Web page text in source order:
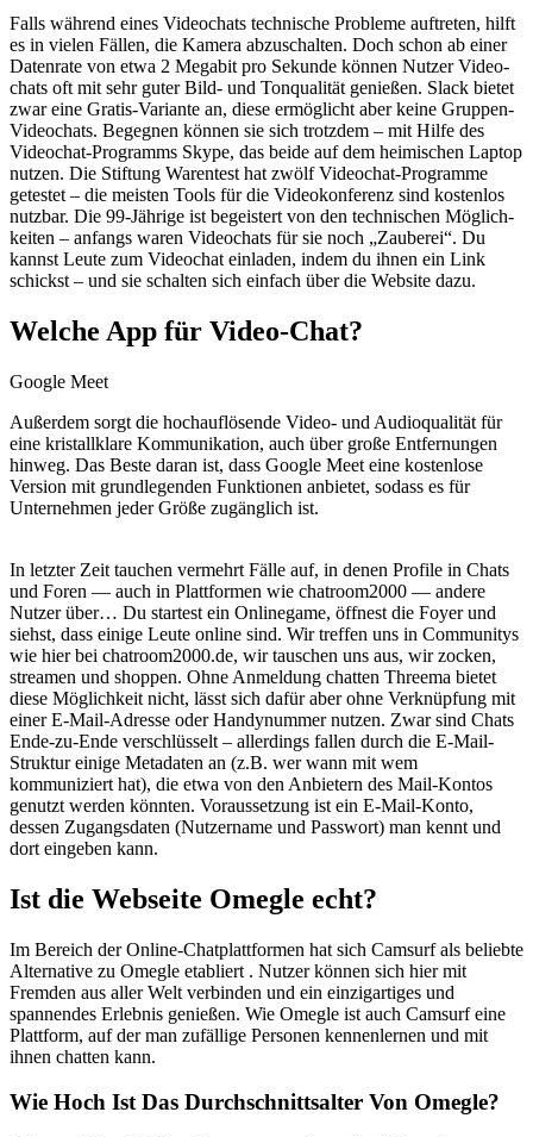
Falls während eines Video­chats tech­nische Probleme auftreten, hilft
es in vielen Fällen, die Kamera abzu­schalten. Doch schon ab einer
Daten­rate von etwa 2 Megabit pro Sekunde können Nutzer Video­
chats oft mit sehr guter Bild- und Tonqualität genießen. Slack bietet
zwar eine Gratis-Variante an, diese ermöglicht aber keine Gruppen-
Video­chats. Begegnen können sie sich trotzdem – mit Hilfe des
Video­chat-Programms Skype, das beide auf dem heimischen Laptop
nutzen. Die Stiftung Warentest hat zwölf Video­chat-Programme
getestet – die meisten Tools für die Video­konferenz sind kostenlos
nutz­bar. Die 99-Jährige ist begeistert von den tech­nischen Möglich­
keiten – anfangs waren Video­chats für sie noch „Zauberei“. Du
kannst Leute zum Videochat einladen, indem du ihnen ein Link
schickst – und sie schalten sich einfach über die Website dazu.
Welche App für Video-Chat?
Google Meet
Außerdem sorgt die hochauflösende Video- und Audioqualität für
eine kristallklare Kommunikation, auch über große Entfernungen
hinweg. Das Beste daran ist, dass Google Meet eine kostenlose
Version mit grundlegenden Funktionen anbietet, sodass es für
Unternehmen jeder Größe zugänglich ist.
In letzter Zeit tauchen vermehrt Fälle auf, in denen Profile in Chats
und Foren — auch in Plattformen wie chatroom2000 — andere
Nutzer über… Du startest ein Onlinegame, öffnest die Foyer und
siehst, dass einige Leute online sind. Wir treffen uns in Communitys
wie hier bei chatroom2000.de, wir tauschen uns aus, wir zocken,
streamen und shoppen. Ohne Anmeldung chatten Threema bietet
diese Möglichkeit nicht, lässt sich dafür aber ohne Verknüpfung mit
einer E-Mail-Adresse oder Handynummer nutzen. Zwar sind Chats
Ende-zu-Ende verschlüsselt – allerdings fallen durch die E-Mail-
Struktur einige Metadaten an (z.B. wer wann mit wem
kommuniziert hat), die etwa von den Anbietern des Mail-Kontos
genutzt werden könnten. Voraussetzung ist ein E-Mail-Konto,
dessen Zugangsdaten (Nutzername und Passwort) man kennt und
dort eingeben kann.
Ist die Webseite Omegle echt?
Im Bereich der Online-Chatplattformen hat sich Camsurf als beliebte
Alternative zu Omegle etabliert . Nutzer können sich hier mit
Fremden aus aller Welt verbinden und ein einzigartiges und
spannendes Erlebnis genießen. Wie Omegle ist auch Camsurf eine
Plattform, auf der man zufällige Personen kennenlernen und mit
ihnen chatten kann.
Wie Hoch Ist Das Durchschnittsalter Von Omegle?